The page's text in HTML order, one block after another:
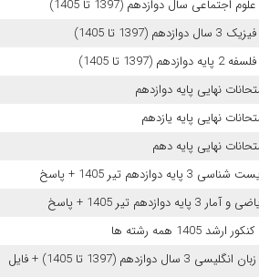
سال دوازدهم (1397 تا 1405)
تا 1405)
تا 1405)
نهایی پایه دوازدهم
نهایی پایه یازدهم
نهایی پایه دهم
تیر 1405 + پاسخ
تیر 1405 + پاسخ
همه رشته ها
سوالات امتحان نهایی زبان انگلیسی 3 سال دوازدهم (1397 تا 1405) + فایل